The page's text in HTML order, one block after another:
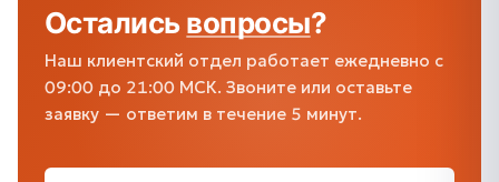
Осталисьвопросы?
Наш клиентский отдел работает ежедневно с
09:00 до 21:00 МСК. Звоните или оставьте
заявку — ответим в течение 5 минут.